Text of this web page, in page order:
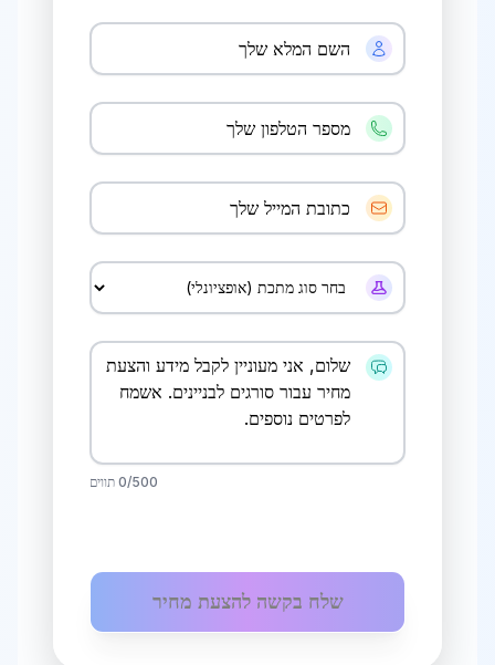
סורגים לבנייניםבבית שמש
ביתר עילית
סורגים לבניינים בביתר עילית
בני ברק
סורגים לבניינים
בני עיש
סורגים לבנייניםבבני עיש
גבעת שמואל
סורגים לבניינים בגבעת שמואל
0/500 תווים
שלח בקשה להצעת מחיר